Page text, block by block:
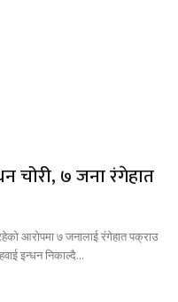
चोरी, ७ जना रंगेहात
आरोपमा ७ जनालाई रंगेहात पक्राउ
इन्धन निकाल्दै...